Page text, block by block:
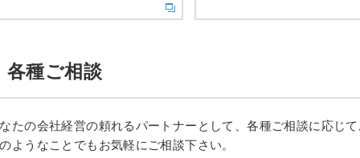
各種ご相談
たの会社経営の頼れるパートナーとして、各種ご相談に応じ
ようなことでもお気軽にご相談下さい。